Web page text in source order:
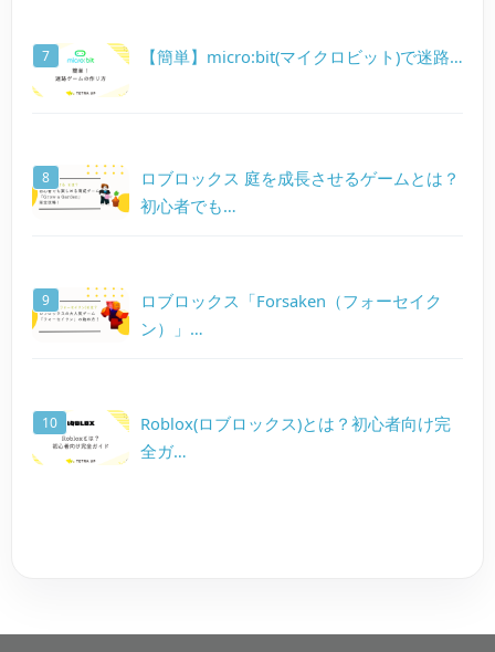
【簡単】micro:bit(マイクロビット)で迷路…
ロブロックス 庭を成長させるゲームとは？
初心者でも…
ロブロックス「Forsaken（フォーセイク
ン）」…
Roblox(ロブロックス)とは？初心者向け完
全ガ…